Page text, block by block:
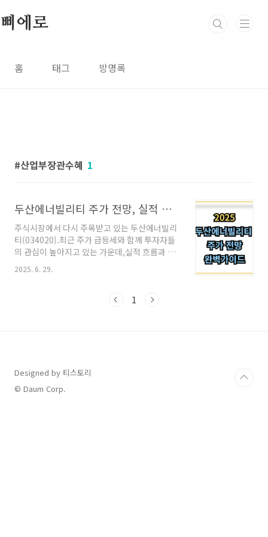
삐에로
홈 태그 방명록
산업부장관수혜 1
두산에너빌리티 주가 전망, 실적 분석, 배당금까지 한눈에 정리
주식시장에서 다시 주목받고 있는 두산에너빌리
티(034020).최근 주가 급등세와 함께 투자자들
의 관심이 높아지고 있는 가운데,실적 흐름과 배
당금 정책, 향후 성장성을 종합적으로 살펴봅니
다.✅ 최근 동향: 원전과 신재생 수요 확대 수혜
두산에너빌리티 주가는 200% 넘는 상승률을 기
실: 689억 원주당순손실: -108원단기적으로는
실적 부침이 있지만, 중장기적 성장 흐름은 여전
히 유효하다는 평가가 많습니다.✅ 사업..
2025. 6. 29.
1
Designed by 티스토리
© Daum Corp.